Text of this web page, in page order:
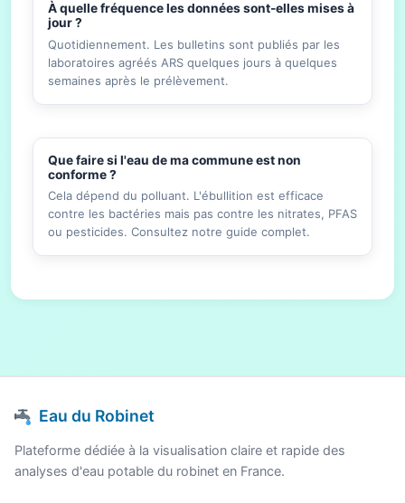
À quelle fréquence les données sont-elles mises à
jour ?
Quotidiennement. Les bulletins sont publiés par les
laboratoires agréés ARS quelques jours à quelques
semaines après le prélèvement.
Que faire si l'eau de ma commune est non
conforme ?
Cela dépend du polluant. L'ébullition est efficace
contre les bactéries mais pas contre les nitrates, PFAS
ou pesticides. Consultez notre guide complet.
Eau du Robinet
Plateforme dédiée à la visualisation claire et rapide des
analyses d'eau potable du robinet en France.